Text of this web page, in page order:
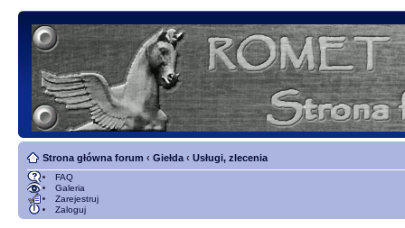
Strona główna forum ‹ Giełda ‹ Usługi, zlecenia
FAQ
Galeria
Zarejestruj
Zaloguj